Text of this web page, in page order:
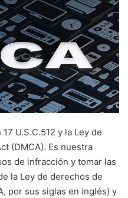
U.S.C.512 y la Ley de
(DMCA). Es nuestra
de infracción y tomar las
la Ley de derechos de
por sus siglas en inglés) y